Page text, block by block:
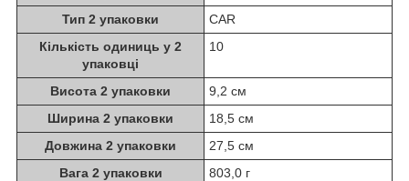
Тип 2 упаковки
CAR
Кількість одиниць у 2
упаковці
10
Висота 2 упаковки
9,2 см
Ширина 2 упаковки
18,5 см
Довжина 2 упаковки
27,5 см
Вага 2 упаковки
803,0 г